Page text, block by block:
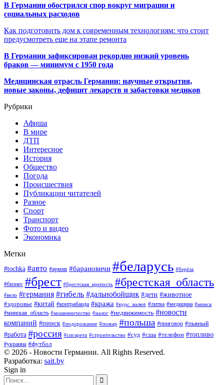
В Германии обострился спор вокруг миграции и
социальных расходов
Как подготовить дом к современным технологиям: что стоит
предусмотреть еще на этапе ремонта
В Германии зафиксирован рекордно низкий уровень
браков — минимум с 1950 года
Медицинская отрасль Германии: научные открытия,
новые законы, дефицит лекарств и забастовки медиков
Рубрики
Афиша
В мире
ДТП
Интересное
История
Общество
Погода
Происшествия
Публикации читателей
Разное
Спорт
Транспорт
Фото и видео
Экономика
Метки
#tochka #авто #армия #барановичи #беларусь #берёза
#бизнес #брест #брестская_крепость #брестская_область
#вело #германия #гибель #дальнобойщик #дети #животное
#здоровье #китай #контрабанда #кража #курс_валют #литва #медицина #минск
#минская_область #мошенничество #налог #недвижимость #новости
компаний #пинск #подорожание #пожар #польша #приговор #пьяный
#работа #россия #сигарета #строительство #суд #сша #телефон #топливо
#украина #футбол
© 2026 - Новости Германии. All Rights Reserved.
Разработка: sait.by
Sign in